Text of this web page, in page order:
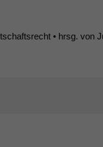
• hrsg. von